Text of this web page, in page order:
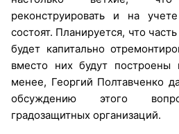
реконструировать и на
состоят. Планируется, что
будет капитально
вместо них будут
менее, Георгий Полтавченко
обсуждению этого
градозащитных организаций.